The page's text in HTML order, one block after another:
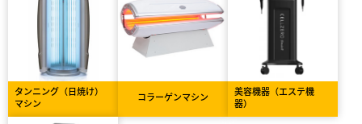
タンニング（日焼け）
マシン
コラーゲンマシン
美容機器（エステ機
器）